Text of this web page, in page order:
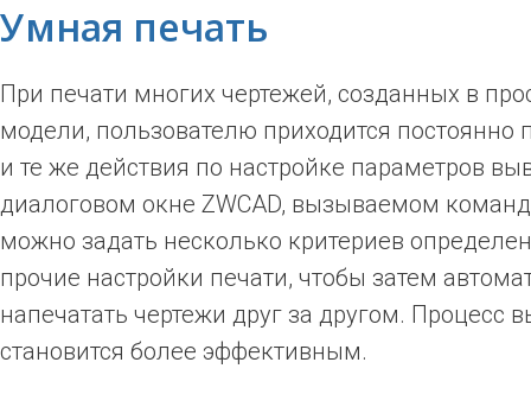
Умная печать
При печати многих чертежей, созданных в
модели, пользователю приходится постоянно
и те же действия по настройке параметров
диалоговом окне ZWCAD, вызываемом
можно задать несколько критериев
прочие настройки печати, чтобы затем
напечатать чертежи друг за другом. Процесс
становится более эффективным.